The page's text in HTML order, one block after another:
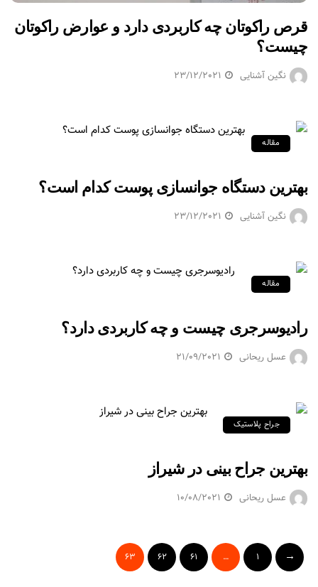
قرص راکوتان چه کاربردی دارد و عوارض راکوتان
چیست؟
نگین آشنایی 23/12/2021
مقاله
بهترین دستگاه جوانسازی پوست کدام است؟
نگین آشنایی 23/12/2021
مقاله
رادیوسرجری چیست و چه کاربردی دارد؟
عسل ریحانی 21/09/2021
جراح پلاستیک
بهترین جراح بینی در شیراز
عسل ریحانی 10/08/2021
1
…
61
62
63